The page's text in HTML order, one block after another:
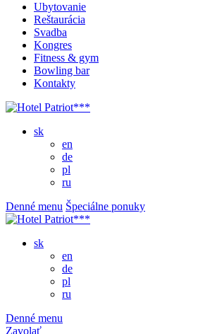
Ubytovanie
Reštaurácia
Svadba
Kongres
Fitness & gym
Bowling bar
Kontakty
sk
en
de
pl
ru
Denné menu Špeciálne ponuky
sk
en
de
pl
ru
Denné menu
Zavolať